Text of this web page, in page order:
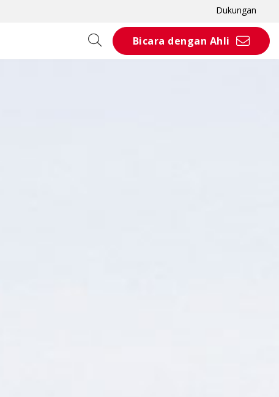
Dukungan
Bicara dengan Ahli